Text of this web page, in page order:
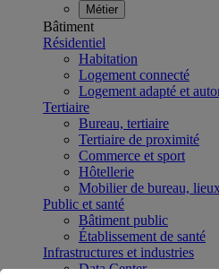
Métier
Bâtiment
Résidentiel
Habitation
Logement connecté
Logement adapté et
Tertiaire
Bureau, tertiaire
Tertiaire de proximité
Commerce et sport
Hôtellerie
Mobilier de bureau,
Public et santé
Bâtiment public
Établissement de santé
Infrastructures et industries
Data Center